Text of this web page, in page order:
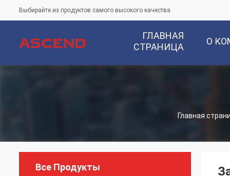
Выбирайте из продуктов самого высокого качества
ГЛАВНАЯ
СТРАНИЦА
О
Главная
Все Продукты